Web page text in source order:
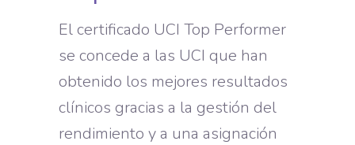
El certificado UCI Top Performer
se concede a las UCI que han
obtenido los mejores resultados
clínicos gracias a la gestión del
rendimiento y a una asignación